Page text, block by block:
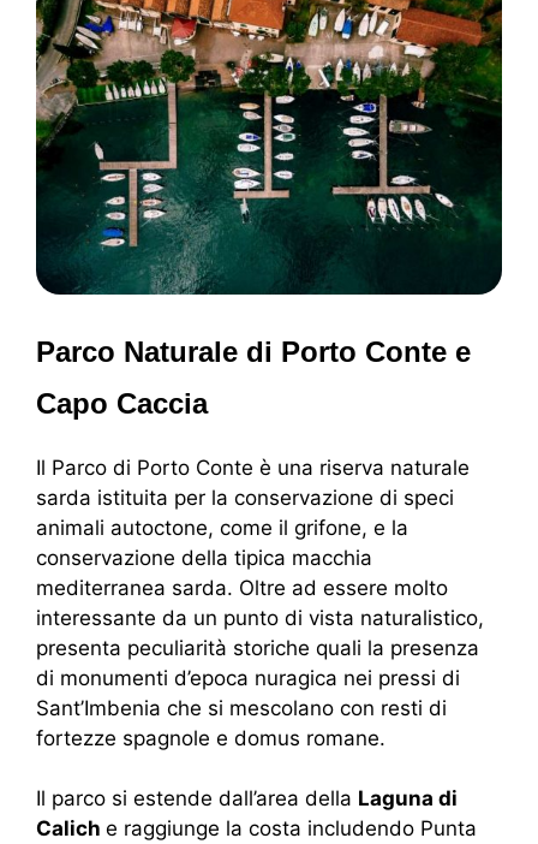
Parco Naturale di Porto Conte e
Capo Caccia
Il Parco di Porto Conte è una riserva naturale
sarda istituita per la conservazione di speci
animali autoctone, come il grifone, e la
conservazione della tipica macchia
mediterranea sarda. Oltre ad essere molto
interessante da un punto di vista naturalistico,
presenta peculiarità storiche quali la presenza
di monumenti d’epoca nuragica nei pressi di
Sant’Imbenia che si mescolano con resti di
fortezze spagnole e domus romane.
Il parco si estende dall’area della Laguna di
Calich e raggiunge la costa includendo Punta